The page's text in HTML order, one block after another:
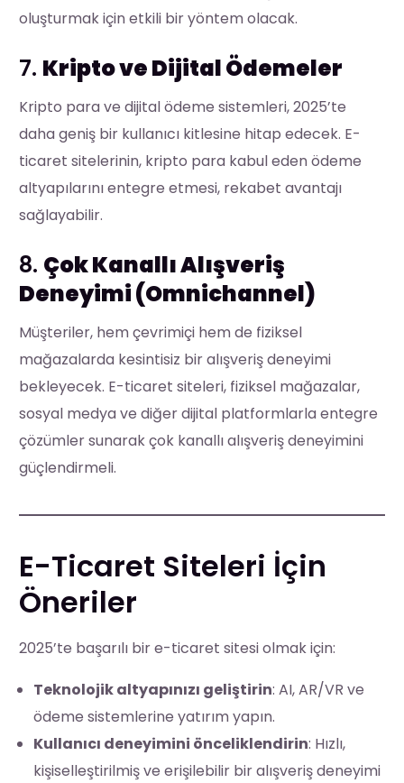
oluşturmak için etkili bir yöntem olacak.
7. Kripto ve Dijital Ödemeler
Kripto para ve dijital ödeme sistemleri, 2025’te
daha geniş bir kullanıcı kitlesine hitap edecek. E-
ticaret sitelerinin, kripto para kabul eden ödeme
altyapılarını entegre etmesi, rekabet avantajı
sağlayabilir.
8. Çok Kanallı Alışveriş
Deneyimi (Omnichannel)
Müşteriler, hem çevrimiçi hem de fiziksel
mağazalarda kesintisiz bir alışveriş deneyimi
bekleyecek. E-ticaret siteleri, fiziksel mağazalar,
sosyal medya ve diğer dijital platformlarla entegre
çözümler sunarak çok kanallı alışveriş deneyimini
güçlendirmeli.
E-Ticaret Siteleri İçin
Öneriler
2025’te başarılı bir e-ticaret sitesi olmak için:
Teknolojik altyapınızı geliştirin: AI, AR/VR ve
ödeme sistemlerine yatırım yapın.
Kullanıcı deneyimini önceliklendirin: Hızlı,
kişiselleştirilmiş ve erişilebilir bir alışveriş deneyimi